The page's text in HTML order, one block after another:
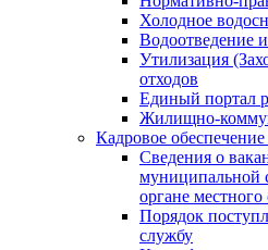
Холодное
Водоотведение
Утилизация
отходов
Единый портал
Жилищно-
Кадровое
Сведения о
муниципальной
органе
Порядок
службу